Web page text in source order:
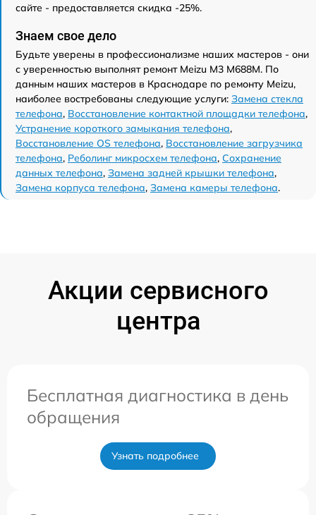
сайте - предоставляется скидка -25%.
Знаем свое дело
Будьте уверены в профессионализме наших мастеров - они
с уверенностью выполнят ремонт Meizu M3 M688M. По
данным наших мастеров в Краснодаре по ремонту Meizu,
наиболее востребованы следующие услуги: Замена стекла
телефона, Восстановление контактной площадки телефона,
Устранение короткого замыкания телефона,
Восстановление OS телефона, Восстановление загрузчика
телефона, Реболинг микросхем телефона, Сохранение
данных телефона, Замена задней крышки телефона,
Замена корпуса телефона, Замена камеры телефона.
Акции сервисного
центра
Бесплатная диагностика в день
обращения
Узнать подробнее